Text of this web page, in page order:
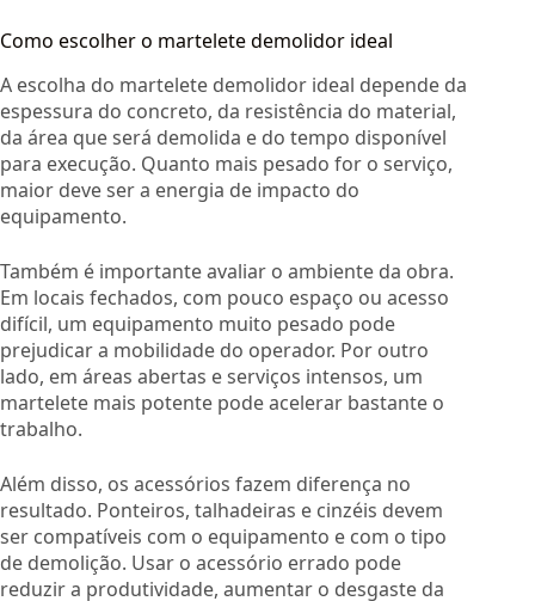
Como escolher o martelete demolidor ideal
A escolha do martelete demolidor ideal depende da
espessura do concreto, da resistência do material,
da área que será demolida e do tempo disponível
para execução. Quanto mais pesado for o serviço,
maior deve ser a energia de impacto do
equipamento.
Também é importante avaliar o ambiente da obra.
Em locais fechados, com pouco espaço ou acesso
difícil, um equipamento muito pesado pode
prejudicar a mobilidade do operador. Por outro
lado, em áreas abertas e serviços intensos, um
martelete mais potente pode acelerar bastante o
trabalho.
Além disso, os acessórios fazem diferença no
resultado. Ponteiros, talhadeiras e cinzéis devem
ser compatíveis com o equipamento e com o tipo
de demolição. Usar o acessório errado pode
reduzir a produtividade, aumentar o desgaste da